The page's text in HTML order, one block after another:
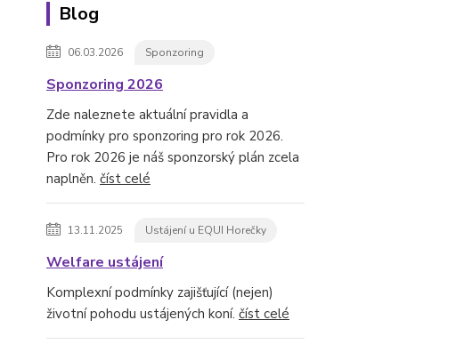
Blog
06.03.2026 Sponzoring
Sponzoring 2026
Zde naleznete aktuální pravidla a
podmínky pro sponzoring pro rok 2026.
Pro rok 2026 je náš sponzorský plán zcela
naplněn. číst celé
13.11.2025 Ustájení u EQUI Horečky
Welfare ustájení
Komplexní podmínky zajišťující (nejen)
životní pohodu ustájených koní. číst celé